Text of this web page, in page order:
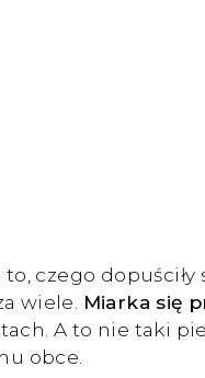
czego dopuściły
wiele. Miarka się
A to nie taki
obce.